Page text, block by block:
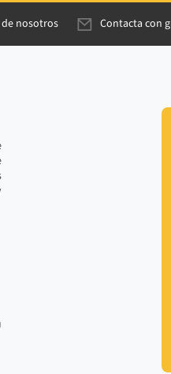
de nosotros Contacta con